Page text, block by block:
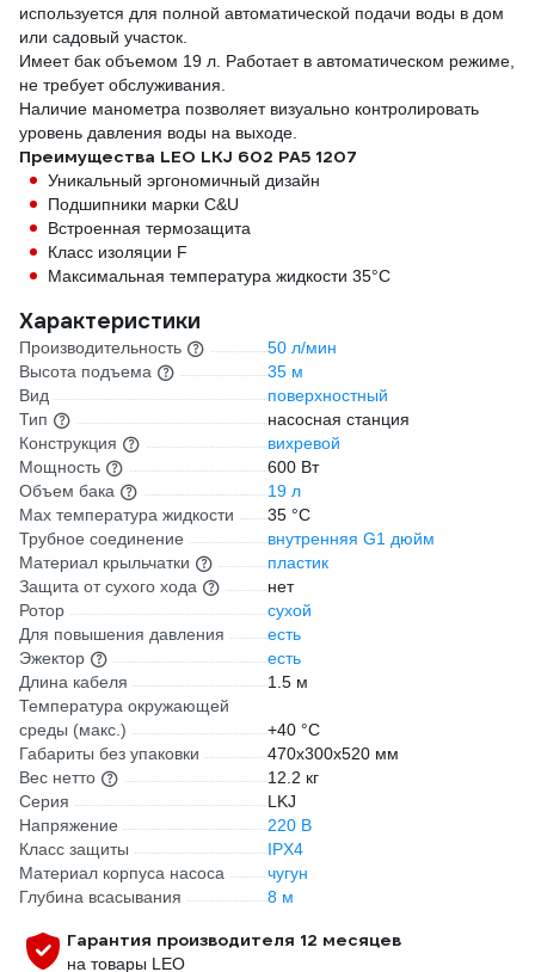
используется для полной автоматической подачи воды в дом
или садовый участок.
Имеет бак объемом 19 л. Работает в автоматическом режиме,
не требует обслуживания.
Наличие манометра позволяет визуально контролировать
уровень давления воды на выходе.
Преимущества LEO LKJ 602 PA5 1207
Уникальный эргономичный дизайн
Подшипники марки C&U
Встроенная термозащита
Класс изоляции F
Максимальная температура жидкости 35°C
Характеристики
Производительность
50 л/мин
Высота подъема
35 м
Вид
поверхностный
Тип
насосная станция
Конструкция
вихревой
Мощность
600 Вт
Объем бака
19 л
Мах температура жидкости
35 °С
Трубное соединение
внутренняя G1 дюйм
Материал крыльчатки
пластик
Защита от сухого хода
нет
Ротор
сухой
Для повышения давления
есть
Эжектор
есть
Длина кабеля
1.5 м
Температура окружающей
среды (макс.)
+40 °С
Габариты без упаковки
470х300х520 мм
Вес нетто
12.2 кг
Серия
LKJ
Напряжение
220 В
Класс защиты
IPX4
Материал корпуса насоса
чугун
Глубина всасывания
8 м
Гарантия производителя 12 месяцев
на товары LEO